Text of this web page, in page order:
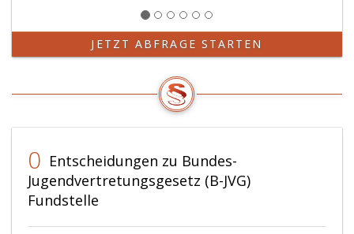
JETZT ABFRAGE STARTEN
0 Entscheidungen zu Bundes-
Jugendvertretungsgesetz (B-JVG)
Fundstelle